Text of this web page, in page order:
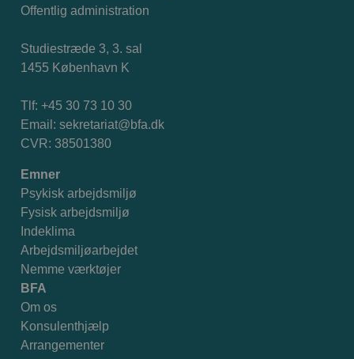
Offentlig administration
Studiestræde 3, 3. sal
1455 København K
Tlf: +45 30 73 10 30
Email: sekretariat@bfa.dk
CVR: 38501380
Emner
Psykisk arbejdsmiljø
Fysisk arbejdsmiljø
Indeklima
Arbejdsmiljøarbejdet
Nemme værktøjer
BFA
Om os
Konsulenthjælp
Arrangementer